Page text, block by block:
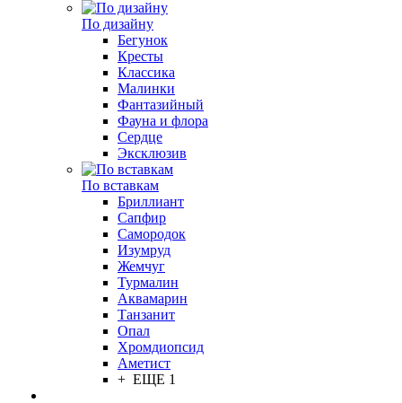
По дизайну
Бегунок
Кресты
Классика
Малинки
Фантазийный
Фауна и флора
Сердце
Эксклюзив
По вставкам
Бриллиант
Сапфир
Самородок
Изумруд
Жемчуг
Турмалин
Аквамарин
Танзанит
Опал
Хромдиопсид
Аметист
+ ЕЩЕ 1